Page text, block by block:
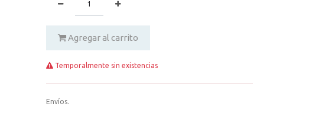
Agregar al carrito
Temporalmente sin existencias
Envíos.